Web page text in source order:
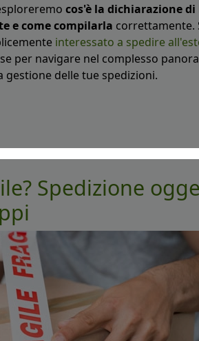
cos'è la dichiarazione
e come compilarla correttamente.
interessato a spedire
per navigare nel complesso
delle tue spedizioni.
Spedizione